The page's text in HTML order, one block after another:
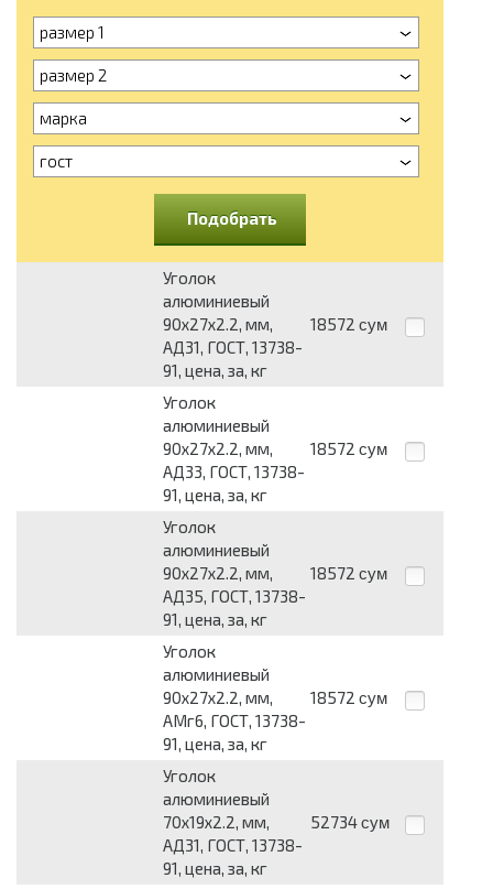
размер 1
размер 2
марка
гост
Подобрать
Уголок
алюминиевый
90х27х2.2, мм,
АД31, ГОСТ, 13738-
91, цена, за, кг
18572 сум
Уголок
алюминиевый
90х27х2.2, мм,
АД33, ГОСТ, 13738-
91, цена, за, кг
18572 сум
Уголок
алюминиевый
90х27х2.2, мм,
АД35, ГОСТ, 13738-
91, цена, за, кг
18572 сум
Уголок
алюминиевый
90х27х2.2, мм,
АМг6, ГОСТ, 13738-
91, цена, за, кг
18572 сум
Уголок
алюминиевый
70х19х2.2, мм,
АД31, ГОСТ, 13738-
91, цена, за, кг
52734 сум